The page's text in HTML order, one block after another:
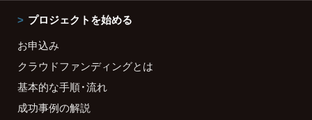
プロジェクトを始める
お申込み
クラウドファンディングとは
基本的な手順・流れ
成功事例の解説